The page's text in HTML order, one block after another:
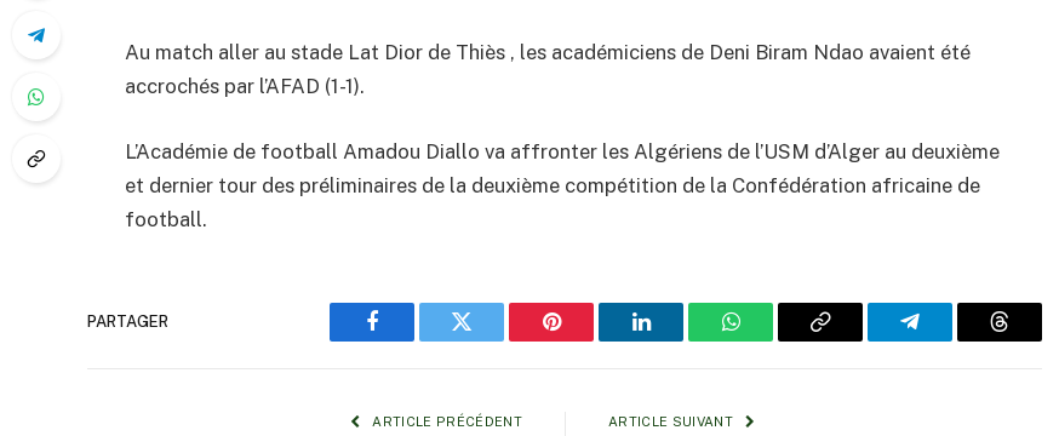
Au match aller au stade Lat Dior de Thiès , les académiciens de Deni Biram Ndao avaient été
accrochés par l’AFAD (1-1).
L’Académie de football Amadou Diallo va affronter les Algériens de l’USM d’Alger au deuxième
et dernier tour des préliminaires de la deuxième compétition de la Confédération africaine de
football.
PARTAGER
Facebook Twitter Pinterest LinkedIn WhatsAppCopy
Telegram Threads
ARTICLE PRÉCÉDENT ARTICLE SUIVANT